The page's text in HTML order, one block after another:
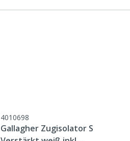
4010698
Gallagher Zugisolator S